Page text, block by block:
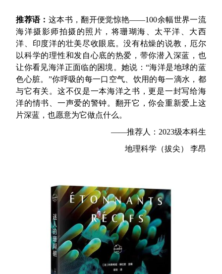
推荐语： 这本书，翻开便觉惊艳——100余幅世界一流
海洋摄影师拍摄的照片，将珊瑚海、太平洋、大西
洋、印度洋的壮美尽收眼底。没有枯燥的说教，厄尔
以科学的理性和发自心底的热爱，带你潜入深蓝，也
让你看见海洋正面临的困境。她说：“海洋是地球的蓝
色心脏。”你呼吸的每一口空气、饮用的每一滴水，都
与它有关。这不仅是一本海洋之书，更是一封写给海
洋的情书、一声爱的警钟。翻开它，你会重新爱上这
片深蓝，也愿意为它做点什么。
——推荐人：2023级本科生
地理科学（拔尖） 李昂